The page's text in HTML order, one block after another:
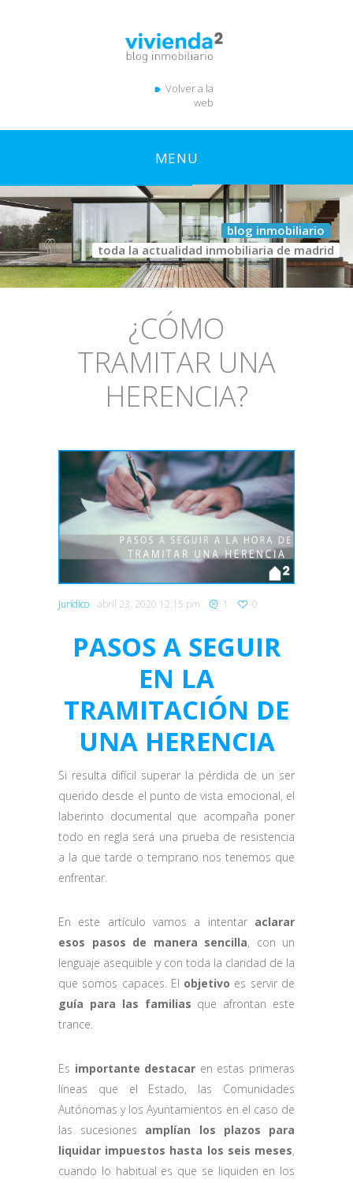
Volver a la
web
MENU
blog inmobiliario
toda la actualidad inmobiliaria de madrid
¿CÓMO
TRAMITAR UNA
HERENCIA?
Jurídico abril 23, 2020 12:15 pm 1 0
PASOS A SEGUIR
EN LA
TRAMITACIÓN DE
UNA HERENCIA
Si resulta difícil superar la pérdida de un ser
querido desde el punto de vista emocional, el
laberinto documental que acompaña poner
todo en regla será una prueba de resistencia
a la que tarde o temprano nos tenemos que
enfrentar.
En este artículo vamos a intentar aclarar
esos pasos de manera sencilla, con un
lenguaje asequible y con toda la claridad de la
que somos capaces. El objetivo es servir de
guía para las familias que afrontan este
trance.
Es importante destacar en estas primeras
líneas que el Estado, las Comunidades
Autónomas y los Ayuntamientos en el caso de
las sucesiones amplían los plazos para
liquidar impuestos hasta los seis meses,
cuando lo habitual es que se liquiden en los